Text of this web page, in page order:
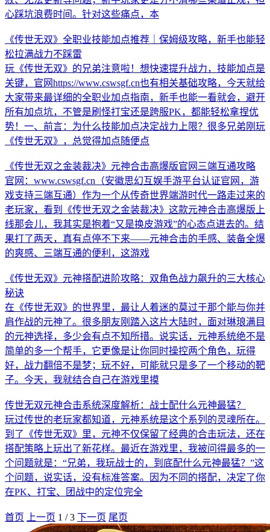
心踩坑浪费时间。针对这些痛点，本
《传世无双》全职业技能加点推荐｜保姆级攻略，新手也能轻
松拉满战力不踩雷
玩《传世无双》的兄弟注意啦！想快速提升战力，技能加点是
关键，官网https://www.cswsgf.cn也有相关基础攻略，今天就给
大家带来最详细的全职业加点指南，新手也能一看就会，避开
所有加点坑，不管是刷怪打宝还是跨服PK，都能轻松拿捏优
势！一、前言：为什么技能加点决定战力上限？很多兄弟刚玩
《传世无双》，总觉得加点随便点
《传世无双之金装裁决》元神合击高爆版官网三端互通攻略
官网：www.cswsgf.cn（安徽思幻互娱手游平台认证官网，游
戏支持三端互通）作为一个从传奇世界端游时代一路走过来的
老玩家，看到《传世无双之金装裁决》这款元神合击高爆版上
线那会儿，我其实是抱着“又是换皮游戏”的心态点进去的。结
果打了两天，真有点停不下来——元神合击的手感、装备全爆
的爽感、三端互通的便利，这游戏
《传世无双》元神搭配进阶攻略：双角色战力飙升的三大核心
秘诀
在《传世无双》的世界里，最让人着迷的莫过于那个能与你并
肩作战的元神了。很多朋友刚踏入这片大陆时，面对琳琅满目
的元神选择，多少会有点不知所措。说实话，元神系统绝不是
简单的多一个帮手，它更像是让你同时操控两个角色，玩得
好，战力翻倍不是梦；玩不好，可能就只是多了一个移动的靶
子。今天，我就结合自己在游戏里摸
传世无双元神合击系统深度解析：战士配什么元神最猛？
玩过传世的老玩家都知道，元神系统是这个系列的灵魂所在。
到了《传世无双》里，元神不仅保留了经典的合击玩法，还在
搭配策略上玩出了新花样。最近在游戏里，我被问得最多的一
个问题就是：“兄弟，我玩战士的，到底配什么元神最猛？”这
个问题，说实话，没有标准答案。因为不同的搭配，决定了你
在PK、打宝、团战中的定位完全
首页 上一页 1 / 3 下一页 尾页